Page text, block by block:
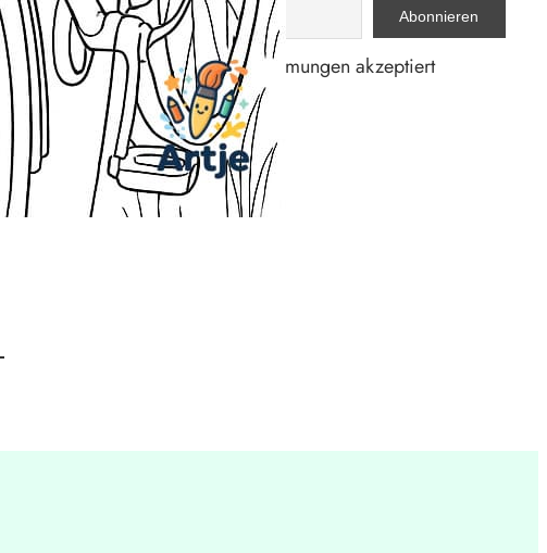
Datenschutzbestimmungen akzeptiert